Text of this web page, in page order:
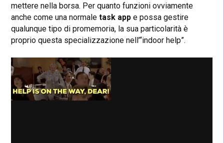
mettere nella borsa. Per quanto funzioni ovviamente
anche come una normaletask appe possa gestire
qualunque tipo di promemoria, la sua particolarità è
proprio questa specializzazione nell’“indoor help”.